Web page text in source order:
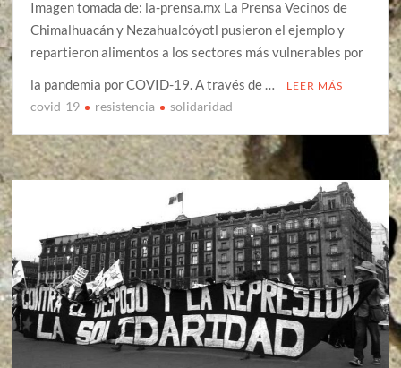
Imagen tomada de: la-prensa.mx La Prensa Vecinos de
Chimalhuacán y Nezahualcóyotl pusieron el ejemplo y
repartieron alimentos a los sectores más vulnerables por
la pandemia por COVID-19. A través de …
LEER MÁS
covid-19 resistencia solidaridad